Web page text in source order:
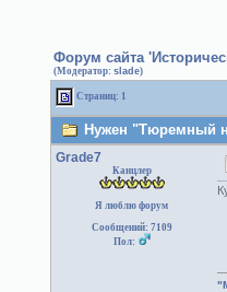
Форум сайта
(Модератор: slade)
Страниц: 1
Нужен "Тюремный
Grade7
Канцлер
Я люблю форум
Сообщений: 7109
Пол: